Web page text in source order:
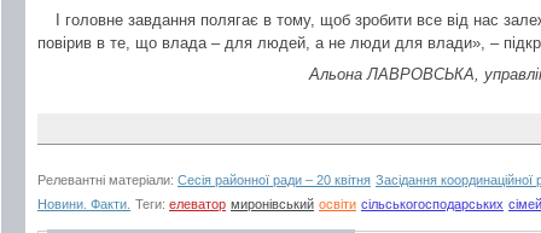
І головне завдання полягає в тому, щоб зробити все від нас
повірив в те, що влада – для людей, а не люди для влади», –
Альона ЛАВРОВСЬКА,
Релевантні матеріали: Сесія районної ради – 20 квітня Засідання
Новини. Факти. Теги: елеватор миронівський освіти сільськогосподарських